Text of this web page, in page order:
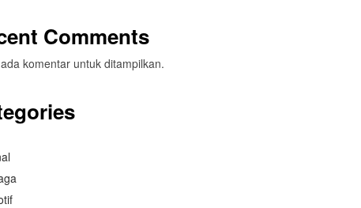
Comments
komentar untuk ditampilkan.